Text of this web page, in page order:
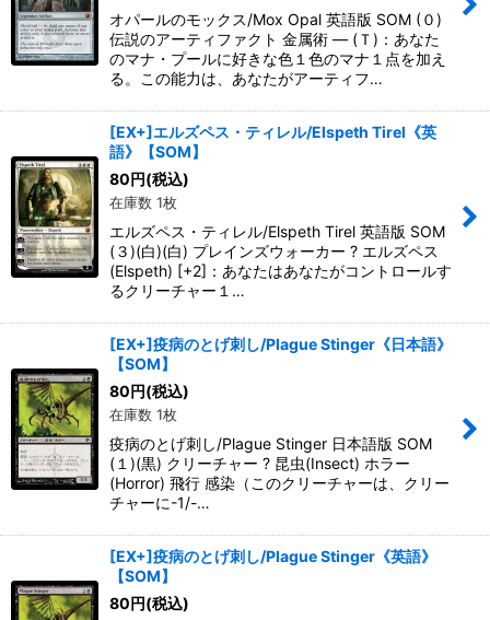
オパールのモックス/Mox Opal 英語版 SOM (０)
伝説のアーティファクト 金属術 ― (Ｔ)：あなた
のマナ・プールに好きな色１色のマナ１点を加え
る。この能力は、あなたがアーティフ…
[EX+]エルズペス・ティレル/Elspeth Tirel《英
語》【SOM】
80円(税込)
在庫数 1枚
エルズペス・ティレル/Elspeth Tirel 英語版 SOM
(３)(白)(白) プレインズウォーカー ? エルズペス
(Elspeth) [+2]：あなたはあなたがコントロールす
るクリーチャー１…
[EX+]疫病のとげ刺し/Plague Stinger《日本語》
【SOM】
80円(税込)
在庫数 1枚
疫病のとげ刺し/Plague Stinger 日本語版 SOM
(１)(黒) クリーチャー ? 昆虫(Insect) ホラー
(Horror) 飛行 感染（このクリーチャーは、クリー
チャーに-1/-…
[EX+]疫病のとげ刺し/Plague Stinger《英語》
【SOM】
80円(税込)